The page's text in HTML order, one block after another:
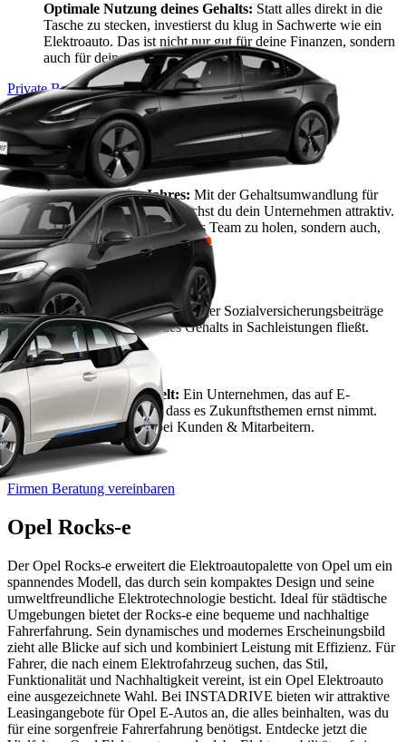
Optimale Nutzung deines Gehalts: Statt alles direkt in die
Tasche zu stecken, investierst du klug in Sachwerte wie ein
Elektroauto. Das ist nicht nur gut für deine Finanzen, sondern
auch für deine Mobilität.
Private Beratung vereinbaren
Vorteile Unternehmer
Arbeitgeber des Jahres: Mit der Gehaltsumwandlung für
einen E-Firmenwagen machst du dein Unternehmen attraktiv.
Das hilft nicht nur, Leute ins Team zu holen, sondern auch,
sie zu halten.
Geringere Abgaben:Weniger Sozialversicherungsbeiträge
zahlen, weil ein Teil des Gehalts in Sachleistungen fließt.
Im Sinne der Umwelt: Ein Unternehmen, das auf E-
Mobilität setzt, zeigt, dass es Zukunftsthemen ernst nimmt.
Das kommt gut an, bei Kunden & Mitarbeitern.
Firmen Beratung vereinbaren
Opel Rocks-e
Der Opel Rocks-e erweitert die Elektroautopalette von Opel um ein
spannendes Modell, das durch sein kompaktes Design und seine
umweltfreundliche Elektrotechnologie besticht. Ideal für städtische
Umgebungen bietet der Rocks-e eine bequeme und nachhaltige
Fahrerfahrung. Sein dynamisches und modernes Erscheinungsbild
zieht alle Blicke auf sich und kombiniert Leistung mit Effizienz. Für
Fahrer, die nach einem Elektrofahrzeug suchen, das Stil,
Funktionalität und Nachhaltigkeit vereint, ist ein Opel Elektroauto
eine ausgezeichnete Wahl. Bei INSTADRIVE bieten wir attraktive
Leasingangebote für Opel E-Autos an, die alles beinhalten, was du
für eine sorgenfreie Fahrerfahrung benötigst. Entdecke jetzt die